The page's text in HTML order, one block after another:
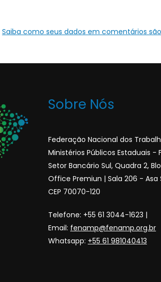
Saiba como seus dados em comentários
Sobre Nós
Federação Nacional dos
Ministérios Públicos Estaduais -
Setor Bancário Sul, Quadra 2,
Office Premiun | Sala 206 - Asa
CEP 70070-120
Telefone: +55 61 3044-1623 |
Email: fenamp@fenamp.org.br
Whatsapp: +55 61 981040413